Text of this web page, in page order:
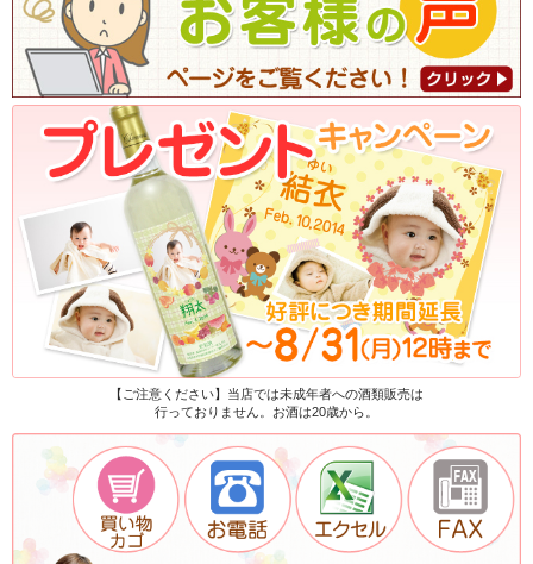
【ご注意ください】当店では未成年者への酒類販売は
行っておりません。お酒は20歳から。